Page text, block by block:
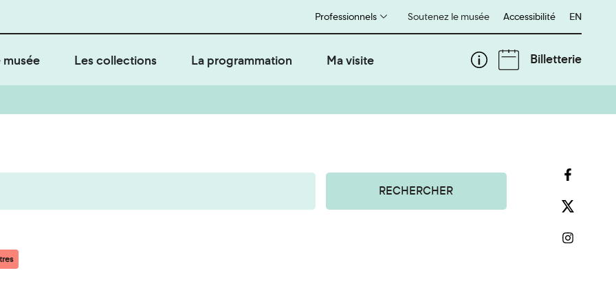
Soutenez le musée
Professionnels Accessibilité English
EN
musée Les collections La programmation Ma visite Billetterie
RECHERCHER